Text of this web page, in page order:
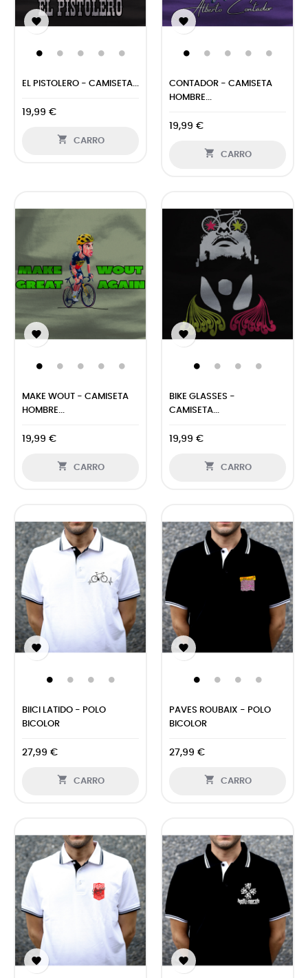

EL PISTOLERO - CAMISETA...
19,99 €
 CARRO

CONTADOR - CAMISETA
HOMBRE...
19,99 €
 CARRO

MAKE WOUT - CAMISETA
HOMBRE...
19,99 €
 CARRO

BIKE GLASSES -
CAMISETA...
19,99 €
 CARRO

BIICI LATIDO - POLO
BICOLOR
27,99 €
 CARRO

PAVES ROUBAIX - POLO
BICOLOR
27,99 €
 CARRO
 